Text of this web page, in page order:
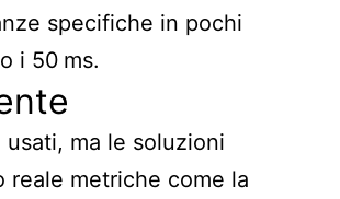
specifiche in pochi
i 50 ms.
usati, ma le soluzioni
reale metriche come la